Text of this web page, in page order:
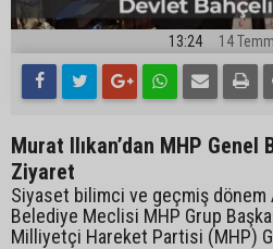
13:24 14
Murat Ilıkan’dan MHP Genel
Ziyaret
Siyaset bilimci ve geçmiş dönem
Belediye Meclisi MHP Grup
Milliyetçi Hareket Partisi (MHP)